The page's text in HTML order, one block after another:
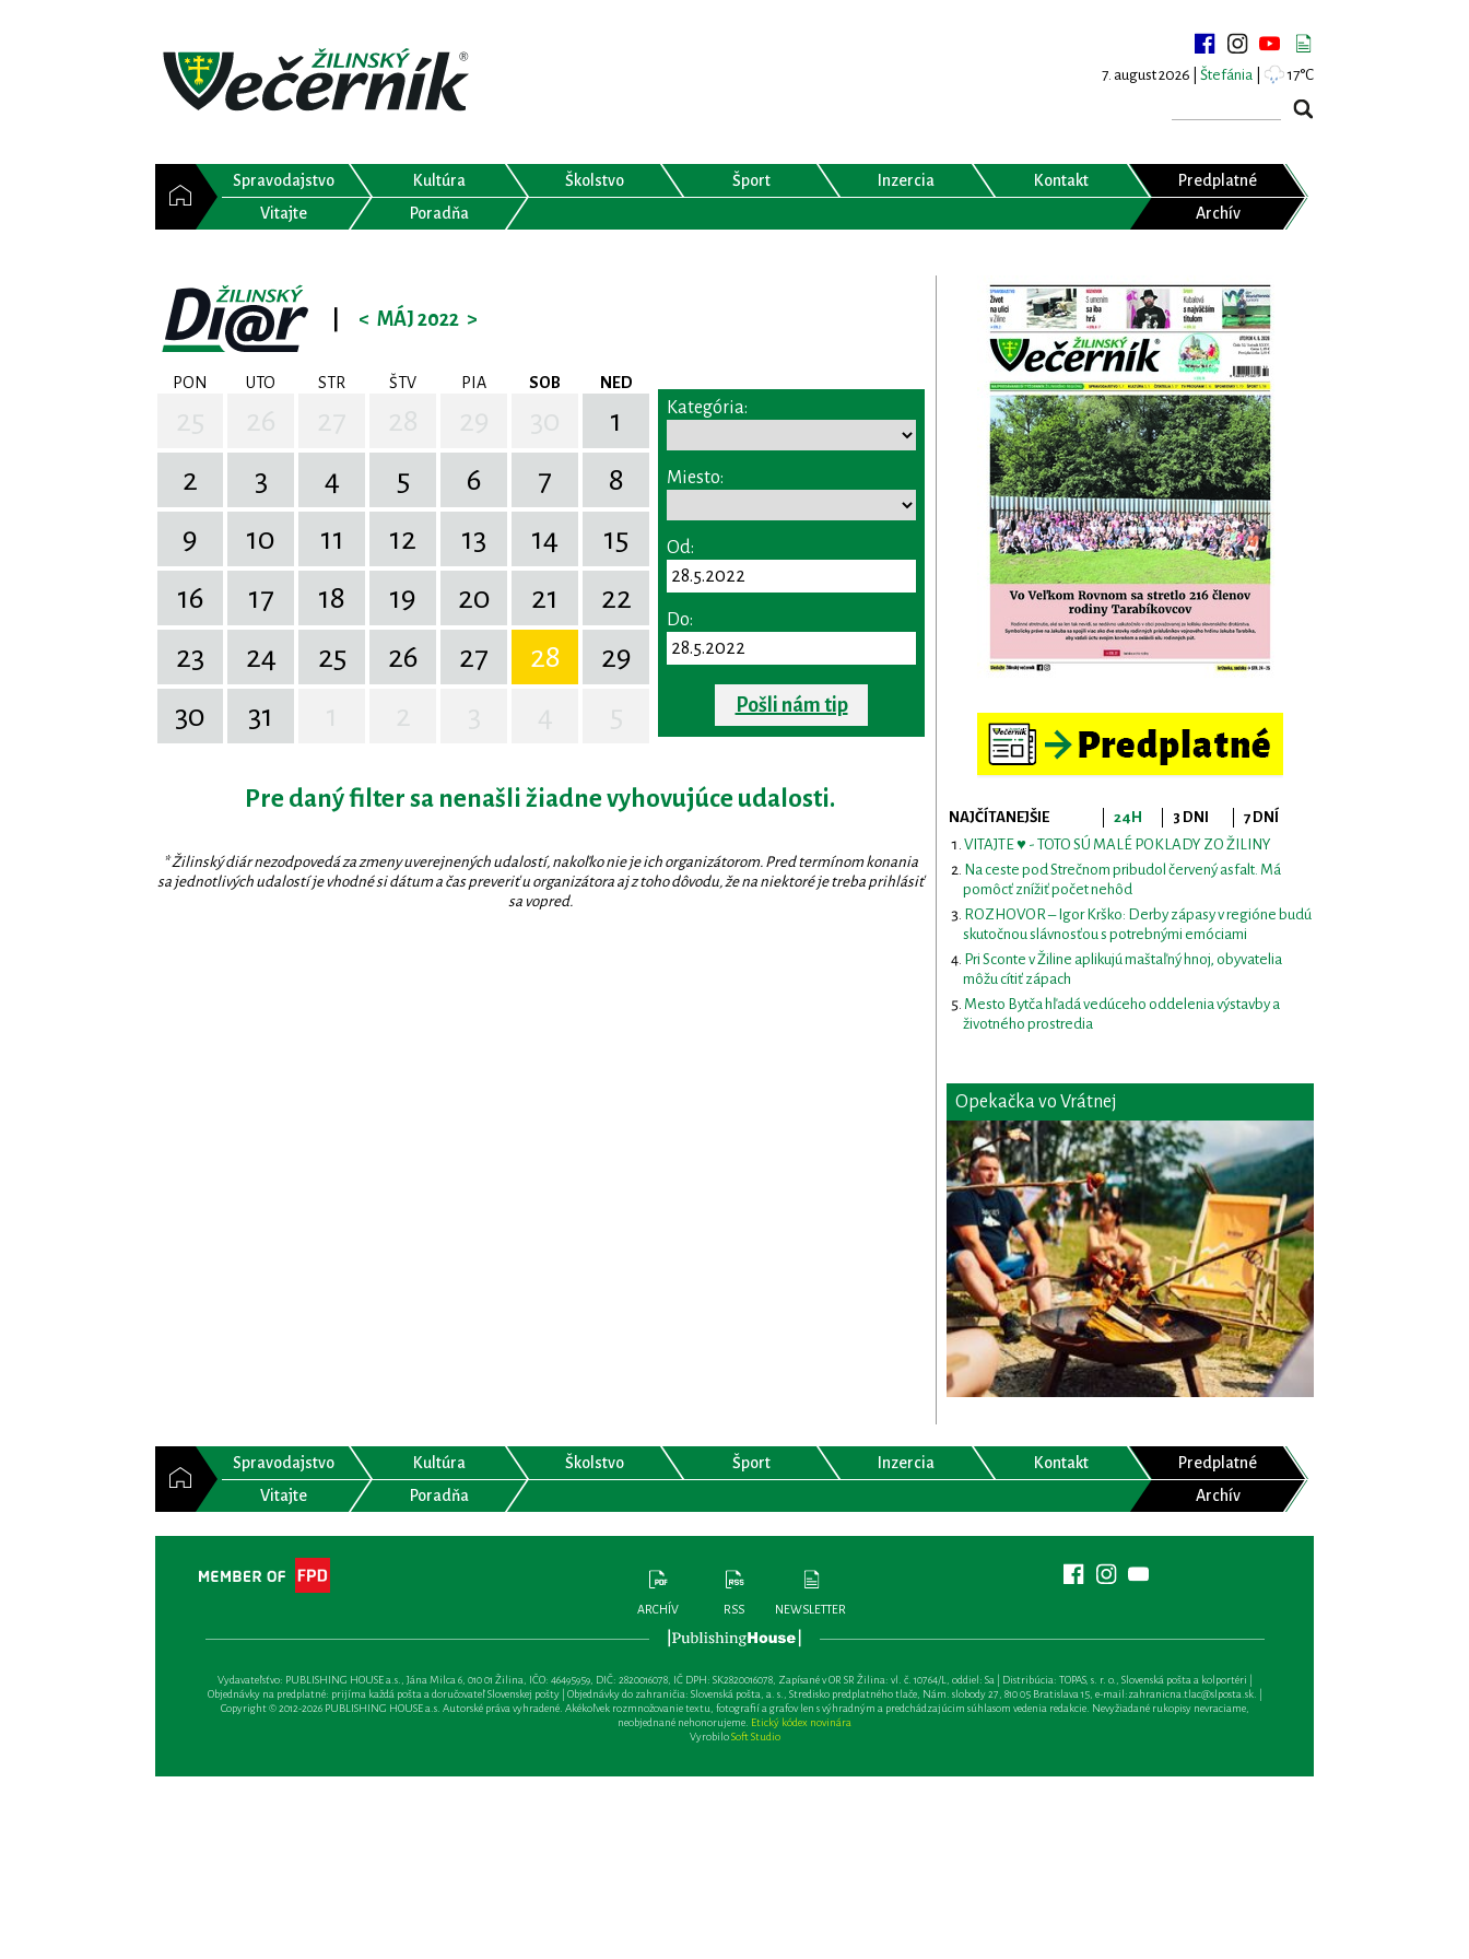
7. august 2026 | Štefánia 17°C
Spravodajstvo Kultúra Školstvo Šport Inzercia Kontakt
Predplatné
Vitajte
Poradňa Archív
< MÁJ 2022 >
PON UTO STR ŠTV PIA SOB NED
1
2
3 4 5 6 7
8
9
10 11 12 13 14
15
16
17 18 19 20 21
22
23
24 25 26 27 28
29
30
31
Kategória:
Miesto:
Od:
Do:
Pošli nám tip
Pre daný filter sa nenašli žiadne vyhovujúce udalosti.
* Žilinský diár nezodpovedá za zmeny uverejnených udalostí, nakoľko nie je ich organizátorom. Pred termínom konania
sa jednotlivých udalostí je vhodné si dátum a čas preveriť u organizátora aj z toho dôvodu, že na niektoré je treba prihlásiť
sa vopred.
NAJČÍTANEJŠIE 24H 3 DNI
7 DNÍ
VITAJTE ♥ - TOTO SÚ MALÉ POKLADY ZO ŽILINY
Na ceste pod Strečnom pribudol červený asfalt. Má
pomôcť znížiť počet nehôd
ROZHOVOR – Igor Krško: Derby zápasy v regióne budú
skutočnou slávnosťou s potrebnými emóciami
Pri Sconte v Žiline aplikujú maštaľný hnoj, obyvatelia
môžu cítiť zápach
Mesto Bytča hľadá vedúceho oddelenia výstavby a
životného prostredia
Opekačka vo Vrátnej
Spravodajstvo Kultúra Školstvo Šport Inzercia Kontakt
Predplatné
Vitajte
Poradňa Archív
ARCHÍV RSS NEWSLETTER
Vydavateľsťvo: PUBLISHING HOUSE a.s., Jána Milca 6, 010 01 Žilina, IČO: 46495959, DIČ: 2820016078, IČ DPH: SK2820016078, Zapísané v OR SR Žilina: vl. č. 10764/L, oddiel: Sa | Distribúcia: TOPAS, s. r. o., Slovenská pošta a kolportéri |
Objednávky na predplatné: prijíma každá pošta a doručovateľ Slovenskej pošty | Objednávky do zahraničia: Slovenská pošta, a. s., Stredisko predplatného tlače, Nám. slobody 27, 810 05 Bratislava 15, e-mail:zahranicna.tlac@slposta.sk. |
Copyright © 2012-2026 PUBLISHING HOUSE a.s. Autorské práva vyhradené. Akékoľvek rozmnožovanie textu, fotografií a grafov len s výhradným a predchádzajúcim súhlasom vedenia redakcie. Nevyžiadané rukopisy nevraciame,
neobjednané nehonorujeme. Etický kódex novinára
VyrobiloSoft Studio